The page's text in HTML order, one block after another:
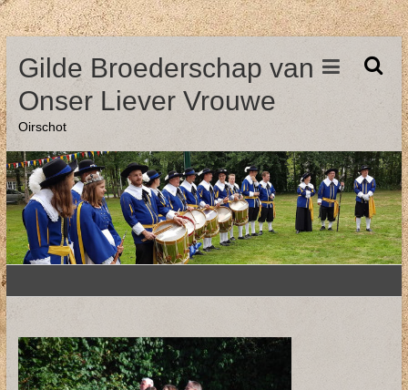
Ga
naar
de
inhoud
Gilde Broederschap van
Onser Liever Vrouwe
Oirschot